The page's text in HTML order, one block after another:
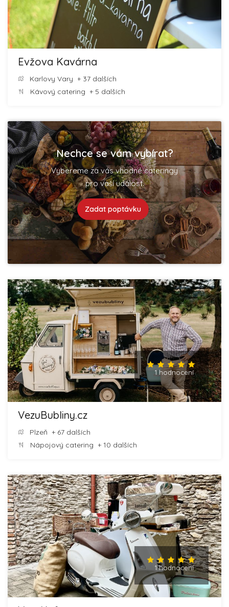
Evžova Kavárna
Karlovy Vary + 37 dalších
Kávový catering + 5 dalších
Nechce se vám vybírat?
Vybereme za vás vhodné cateringy
pro vaší událost.
Zadat poptávku
1 hodnocení
VezuBubliny.cz
Plzeň + 67 dalších
Nápojový catering + 10 dalších
1 hodnocení